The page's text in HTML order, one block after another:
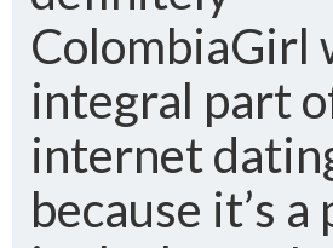
ColombiaGirl
integral part
internet
because it’s a